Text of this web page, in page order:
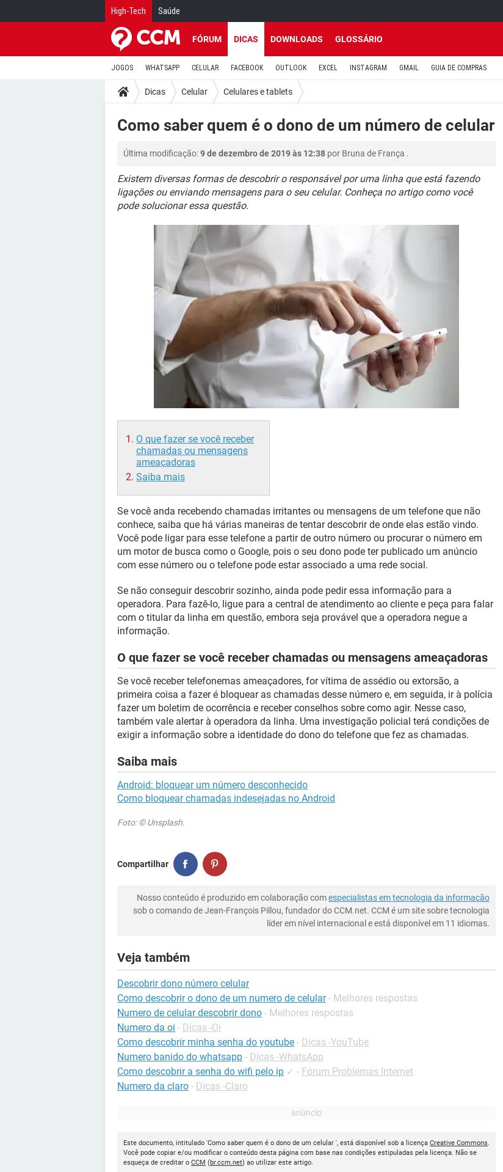
High-Tech Saúde
FÓRUM DICAS DOWNLOADS GLOSSÁRIO
JOGOS WHATSAPP CELULAR FACEBOOK OUTLOOK EXCEL INSTAGRAM GMAIL GUIA DE COMPRAS
Dicas Celular Celulares e tablets
Como saber quem é o dono de um número de celular
Última modificação:9 de dezembro de 2019 às 12:38 por Bruna de França .
Existem diversas formas de descobrir o responsável por uma linha que está fazendo
ligações ou enviando mensagens para o seu celular. Conheça no artigo como você
pode solucionar essa questão.
O que fazer se você receber
chamadas ou mensagens
ameaçadoras
Saiba mais
Se você anda recebendo chamadas irritantes ou mensagens de um telefone que não
conhece, saiba que há várias maneiras de tentar descobrir de onde elas estão vindo.
Você pode ligar para esse telefone a partir de outro número ou procurar o número em
um motor de busca como o Google, pois o seu dono pode ter publicado um anúncio
com esse número ou o telefone pode estar associado a uma rede social.
Se não conseguir descobrir sozinho, ainda pode pedir essa informação para a
operadora. Para fazê-lo, ligue para a central de atendimento ao cliente e peça para falar
com o titular da linha em questão, embora seja provável que a operadora negue a
informação.
O que fazer se você receber chamadas ou mensagens ameaçadoras
Se você receber telefonemas ameaçadores, for vítima de assédio ou extorsão, a
primeira coisa a fazer é bloquear as chamadas desse número e, em seguida, ir à polícia
fazer um boletim de ocorrência e receber conselhos sobre como agir. Nesse caso,
também vale alertar à operadora da linha. Uma investigação policial terá condições de
exigir a informação sobre a identidade do dono do telefone que fez as chamadas.
Saiba mais
Android: bloquear um número desconhecido
Como bloquear chamadas indesejadas no Android
Foto: © Unsplash.
Compartilhar
Nosso conteúdo é produzido em colaboração comespecialistas em tecnologia da informação
sob o comando de Jean-François Pillou, fundador do CCM.net. CCM é um site sobre tecnologia
líder em nível internacional e está disponível em 11 idiomas.
Veja também
Descobrir dono número celular
Como descobrir o dono de um numero de celular - Melhores respostas
Numero de celular descobrir dono - Melhores respostas
Numero da oi - Dicas -Oi
Como descobrir minha senha do youtube - Dicas -YouTube
Numero banido do whatsapp - Dicas -WhatsApp
Como descobrir a senha do wifi pelo ip ✓ - Fórum Problemas Internet
Numero da claro - Dicas -Claro
Este documento, intitulado 'Como saber quem é o dono de um celular ', está disponível sob a licença Creative Commons.
Você pode copiar e/ou modificar o conteúdo desta página com base nas condições estipuladas pela licença. Não se
esqueça de creditar o CCM (br.ccm.net) ao utilizar este artigo.